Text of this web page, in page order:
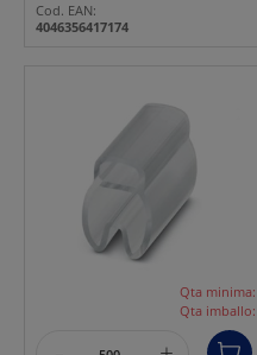
Cod. EAN:
4046356417174
Qta minima:
Qta imballo: